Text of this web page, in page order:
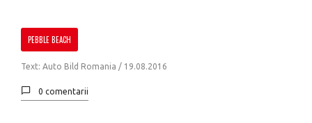
PEBBLE BEACH
Text: Auto Bild Romania / 19.08.2016
0 comentarii